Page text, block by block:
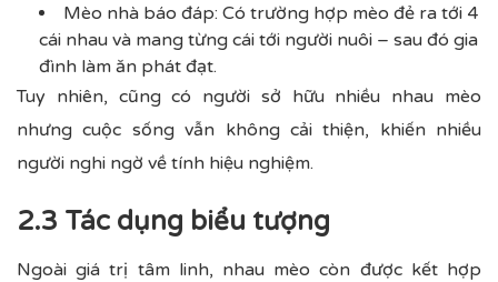
Mèo nhà báo đáp: Có trường hợp mèo đẻ ra tới 4
cái nhau và mang từng cái tới người nuôi – sau đó gia
đình làm ăn phát đạt.
Tuy nhiên, cũng có người sở hữu nhiều nhau mèo
nhưng cuộc sống vẫn không cải thiện, khiến nhiều
người nghi ngờ về tính hiệu nghiệm.
2.3 Tác dụng biểu tượng
Ngoài giá trị tâm linh, nhau mèo còn được kết hợp